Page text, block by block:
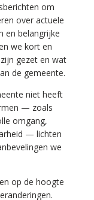
om
over actuele
en belangrijke
we kort en
gezet en wat
de gemeente.
niet heeft
— zoals
omgang,
— lichten
we
op de hoogte